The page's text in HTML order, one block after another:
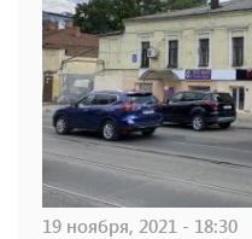
19 ноября, 2021 - 18:30